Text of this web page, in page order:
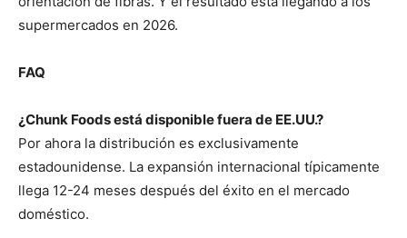
supermercados en 2026.
FAQ
¿Chunk Foods está disponible fuera de EE.UU.?
Por ahora la distribución es exclusivamente
estadounidense. La expansión internacional típicamente
llega 12-24 meses después del éxito en el mercado
doméstico.